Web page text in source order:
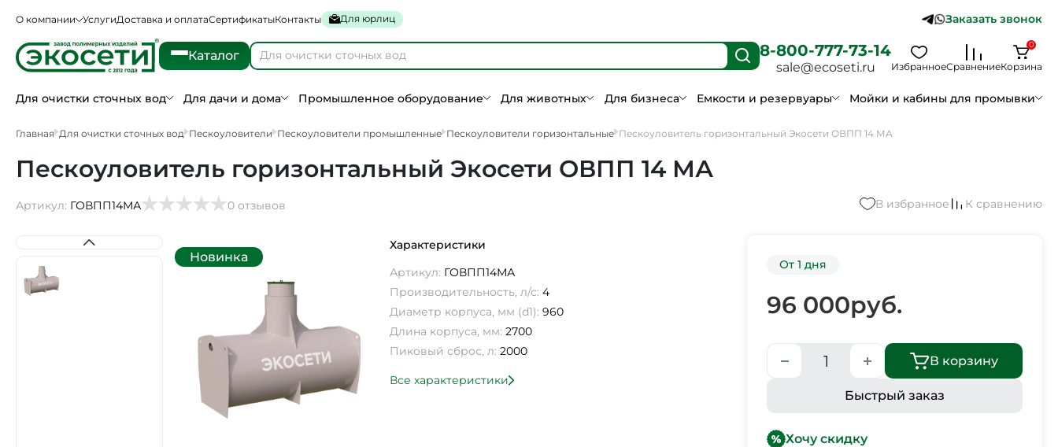
О компании УслугиДоставка и оплатаСертификатыКонтакты Для юрлиц Заказать звонок
Каталог 8-800-777-73-14
sale@ecoseti.ru ИзбранноеСравнениеКорзина
0
Для очистки сточных вод Для дачи и дома Промышленное оборудование Для животных Для бизнеса Емкости и резервуары Мойки и кабины для промывки
Главная Для очистки сточных вод Пескоуловители Пескоуловители промышленные Пескоуловители горизонтальные Пескоуловитель горизонтальный Экосети ОВПП 14 МА
Пескоуловитель горизонтальный Экосети ОВПП 14 МА
Артикул: ГОВПП14МА 0 отзывов В избранное К сравнению
Новинка
Характеристики
Артикул: ГОВПП14МА
Производительность, л/с: 4
Диаметр корпуса, мм (d1): 960
Длина корпуса, мм: 2700
Пиковый сброс, л: 2000
Все характеристики
От 1 дня
96 000руб.
В корзину
Быстрый заказ
Хочу скидку